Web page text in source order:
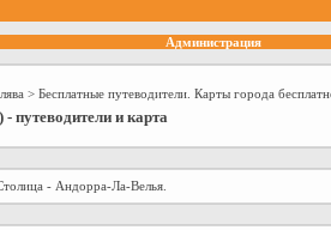
Администрация
> Бесплатные путеводители. Карты города
путеводители и карта
- Андорра-Ла-Велья.